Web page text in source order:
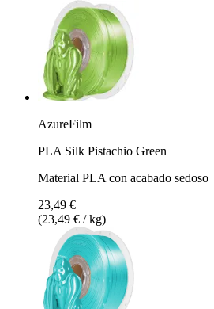
AzureFilm
PLA Silk Pistachio Green
Material PLA con acabado sedoso
23,49 €
(23,49 € / kg)